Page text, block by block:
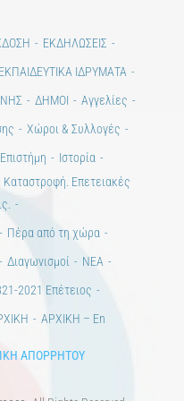
ΕΚΔΗΛΩΣΕΙΣ
ΕΚΠΑΙΔΕΥΤΙΚΑ ΙΔΡΥΜΑΤΑ
ΔΗΜΟΙ
Αγγελίες
Χώροι & Συλλογές
Ιστορία
Καταστροφή. Επετειακές
Πέρα από τη χώρα
Διαγωνισμοί
ΝΕΑ
2021 Επέτειος
ΑΡΧΙΚΗ – En
ΑΠΟΡΡΗΤΟΥ